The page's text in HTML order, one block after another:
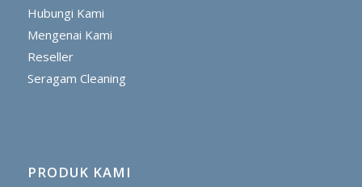
Hubungi Kami
Mengenai Kami
Reseller
Seragam Cleaning
PRODUK KAMI